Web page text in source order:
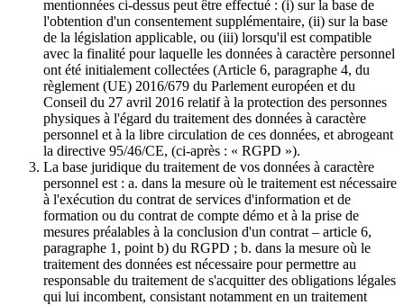
mentionnées ci-dessus peut être effectué : (i) sur la base de
l'obtention d'un consentement supplémentaire, (ii) sur la base
de la législation applicable, ou (iii) lorsqu'il est compatible
avec la finalité pour laquelle les données à caractère personnel
ont été initialement collectées (Article 6, paragraphe 4, du
règlement (UE) 2016/679 du Parlement européen et du
Conseil du 27 avril 2016 relatif à la protection des personnes
physiques à l'égard du traitement des données à caractère
personnel et à la libre circulation de ces données, et abrogeant
la directive 95/46/CE, (ci-après : « RGPD »).
La base juridique du traitement de vos données à caractère
personnel est : a. dans la mesure où le traitement est nécessaire
à l'exécution du contrat de services d'information et de
formation ou du contrat de compte démo et à la prise de
mesures préalables à la conclusion d'un contrat – article 6,
paragraphe 1, point b) du RGPD ; b. dans la mesure où le
traitement des données est nécessaire pour permettre au
responsable du traitement de s'acquitter des obligations légales
qui lui incombent, consistant notamment en un traitement